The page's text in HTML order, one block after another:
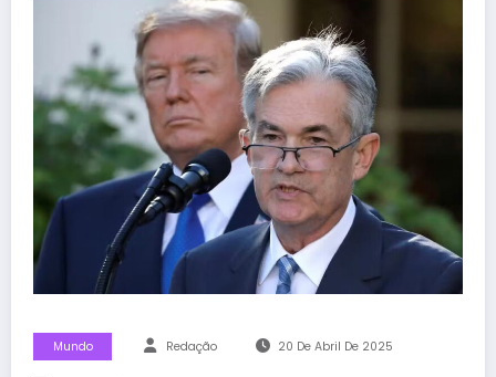
Mundo Redação 20 De Abril De 2025